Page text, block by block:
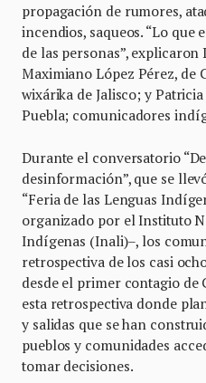
propagación de rumores,
incendios, saqueos. “Lo que
de las personas”,
Maximiano López Pérez, de
wixárika de Jalisco; y
Puebla; comunicadores
Durante el conversatorio
desinformación”, que se
“Feria de las Lenguas
organizado por el Instituto
Indígenas (Inali)–, los
retrospectiva de los casi
desde el primer contagio de
esta retrospectiva donde
y salidas que se han
pueblos y comunidades
tomar decisiones.